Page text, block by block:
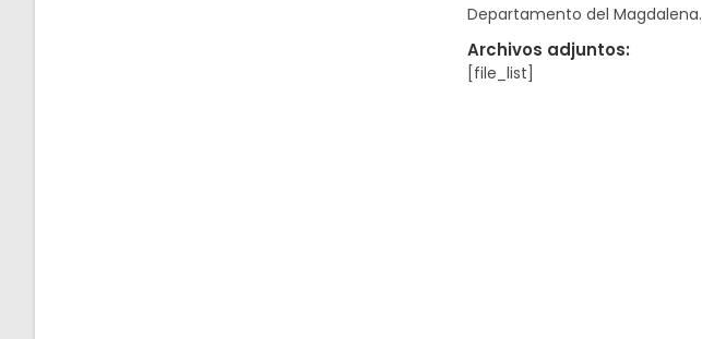
Departamento del Magdalena.
Archivos adjuntos:
[file_list]